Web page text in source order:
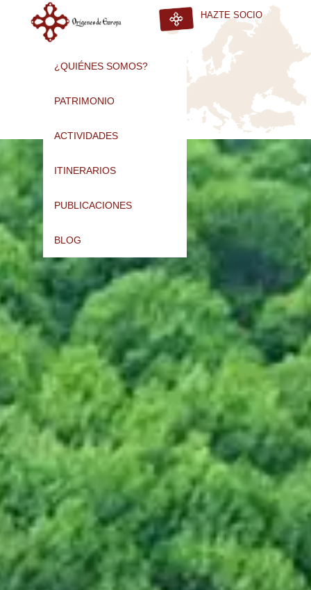
HAZTE SOCIO
¿QUIÉNES SOMOS?
PATRIMONIO
ACTIVIDADES
ITINERARIOS
PUBLICACIONES
BLOG